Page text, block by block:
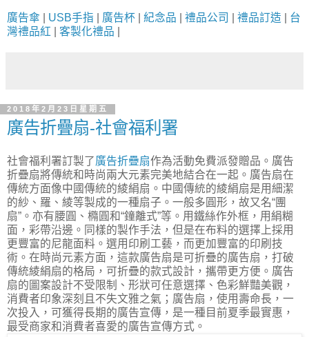
廣告傘 USB手指 廣告杯 紀念品 禮品公司 禮品訂造
台
灣禮品紅
客製化禮品
2018年2月23日星期五
廣告折疊扇-社會福利署
社會福利署訂製了廣告折疊扇作為活動免費派發贈品。廣告
折疊扇將傳統和時尚兩大元素完美地結合在一起。廣告扇在
傳統方面像中國傳統的綾絹扇。中國傳統的綾絹扇是用細潔
的紗、羅、綾等製成的一種扇子。一般多圓形，故又名“團
扇”。亦有腰圓、橢圓和“鐘離式”等。用鐵絲作外框，用絹糊
面，彩帶沿邊。同樣的製作手法，但是在布料的選擇上採用
更豐富的尼龍面料。選用印刷工藝，而更加豐富的印刷技
術。在時尚元素方面，這款廣告扇是可折疊的廣告扇，打破
傳統綾絹扇的格局，可折疊的款式設計，攜帶更方便。廣告
扇的圖案設計不受限制、形狀可任意選擇、色彩鮮豔美觀，
消費者印象深刻且不失文雅之氣；廣告扇，使用壽命長，一
次投入，可獲得長期的廣告宣傳，是一種目前夏季最實惠，
最受商家和消費者喜愛的廣告宣傳方式。